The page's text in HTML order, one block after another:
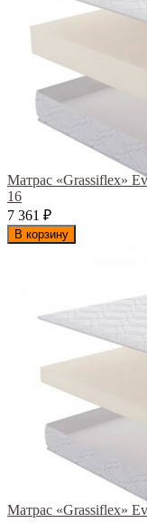
Матрас «Grassiflex»
16
7 361
₽
В корзину
Матрас «Grassiflex»